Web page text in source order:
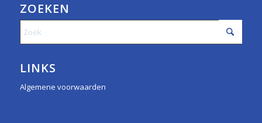
ZOEKEN
LINKS
Algemene voorwaarden